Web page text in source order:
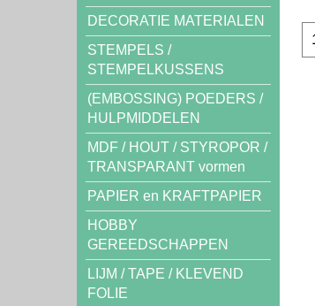
DECORATIE MATERIALEN
STEMPELS /
STEMPELKUSSENS
(EMBOSSING) POEDERS /
HULPMIDDELEN
MDF / HOUT / STYROPOR /
TRANSPARANT vormen
PAPIER en KRAFTPAPIER
HOBBY
GEREEDSCHAPPEN
LIJM / TAPE / KLEVEND
FOLIE